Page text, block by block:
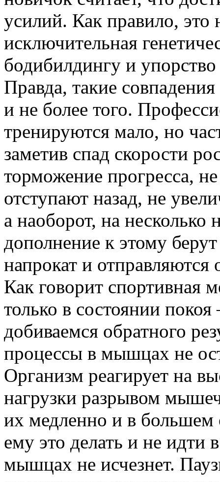
усилий. Как правило, это
исключительная
бодибилдингу и
Правда, такие
и не более того.
тренируются мало, но
заметив спад скорости
торможение прогресса,
отступают назад, не
а наоборот, на несколько
дополнение к этому
напрокат и
Как говорит спортивная
только в состоянии
добиваемся обратного
процессы в мышцах не
Организм реагирует на
нагрузки разрывом
их медленно и в большем
ему это делать и не идти
мышцах не исчезнет.